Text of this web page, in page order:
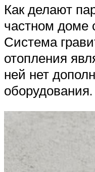
Как делают
частном доме
Система
отопления
ней нет
оборудования.